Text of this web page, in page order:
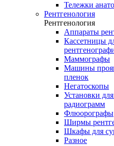
Тележки
Рентгенология
Рентгенология
Аппараты
Кассетницы
Маммографы
Машины
пленок
Негатоскопы
Установки
радиограмм
Флюорографы
Ширмы
Шкафы для
Разное